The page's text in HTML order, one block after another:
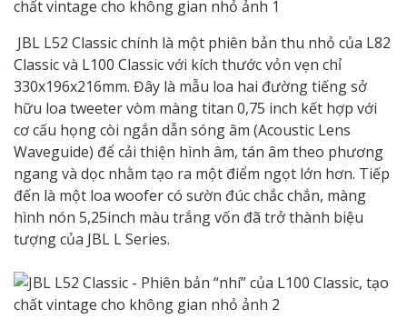
JBL L52 Classic chính là một phiên bản thu nhỏ của L82
Classic và L100 Classic với kích thước vỏn vẹn chỉ
330x196x216mm. Đây là mẫu loa hai đường tiếng sở
hữu loa tweeter vòm màng titan 0,75 inch kết hợp với
cơ cấu họng còi ngắn dẫn sóng âm (Acoustic Lens
Waveguide) để cải thiện hình âm, tán âm theo phương
ngang và dọc nhằm tạo ra một điểm ngọt lớn hơn. Tiếp
đến là một loa woofer có sườn đúc chắc chắn, màng
hình nón 5,25inch màu trắng vốn đã trở thành biệu
tượng của JBL L Series.